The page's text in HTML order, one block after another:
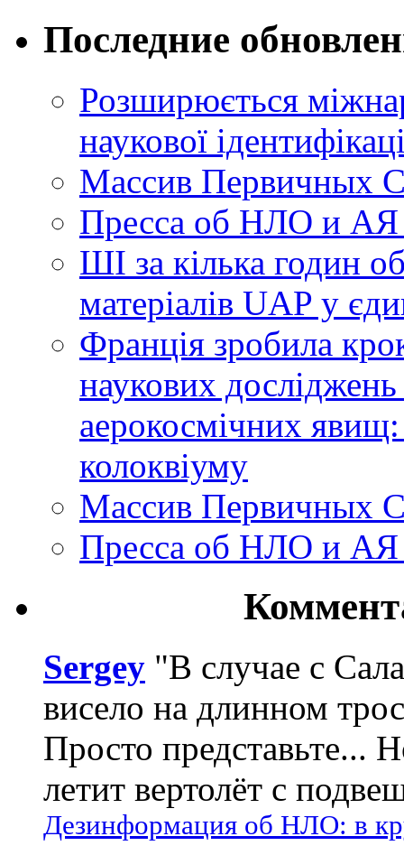
Последние
Розширюється
наукової
Массив Первичных
Пресса об НЛО и
ШІ за кілька годин
матеріалів UAP у
Франція зробила
наукових
аерокосмічних
колоквіуму
Массив Первичных
Пресса об НЛО и
Sergey "В случае с
висело на длинном
Просто представьте...
летит вертолёт с
Дезинформация об НЛО: в